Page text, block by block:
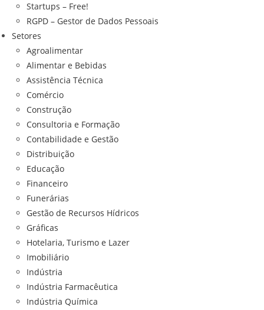
Startups – Free!
RGPD – Gestor de Dados Pessoais
Setores
Agroalimentar
Alimentar e Bebidas
Assistência Técnica
Comércio
Construção
Consultoria e Formação
Contabilidade e Gestão
Distribuição
Educação
Financeiro
Funerárias
Gestão de Recursos Hídricos
Gráficas
Hotelaria, Turismo e Lazer
Imobiliário
Indústria
Indústria Farmacêutica
Indústria Química